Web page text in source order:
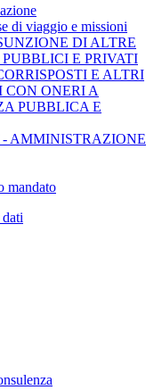
di viaggio e missioni
DI ALTRE
E PRIVATI
E ALTRI
ONERI A
PUBBLICA E
AMMINISTRAZIONE
mandato